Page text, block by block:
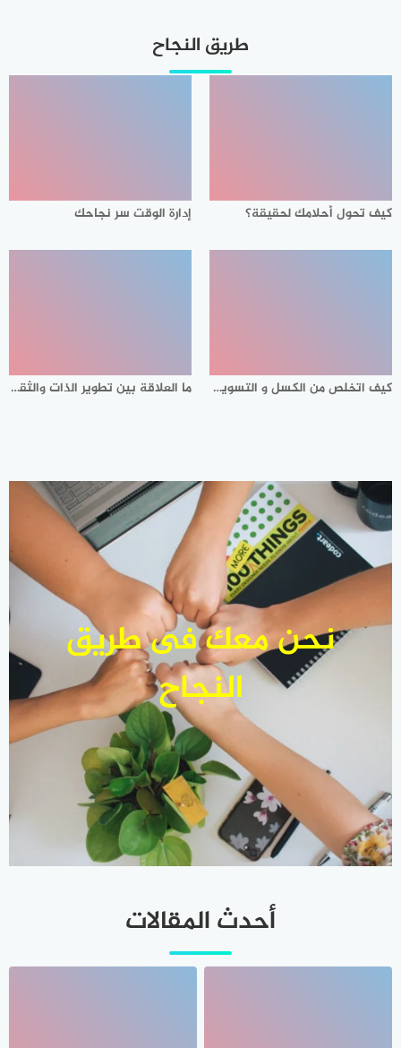
طريق النجاح
كيف تحول أحلامك لحقيقة؟ إدارة الوقت سر نجاحك
كيف اتخلص من الكسل و التسويف و المماطلة ؟ ما العلاقة بين تطوير الذات والثقة بالنفس ؟
نحن معك فى طريق
النجاح
أحدث المقالات